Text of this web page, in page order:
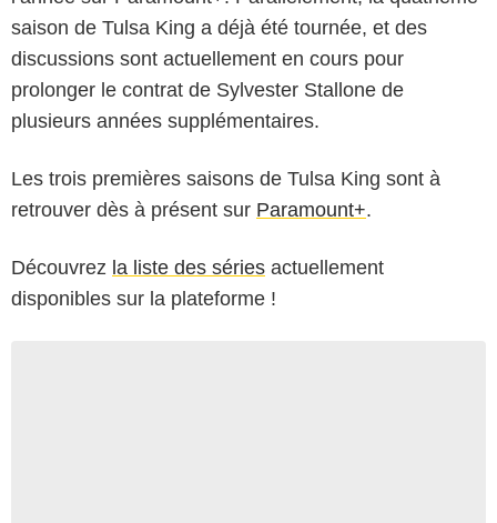
saison de Tulsa King a déjà été tournée, et des
discussions sont actuellement en cours pour
prolonger le contrat de Sylvester Stallone de
plusieurs années supplémentaires.
Les trois premières saisons de Tulsa King sont à
retrouver dès à présent sur Paramount+.
Découvrez la liste des séries actuellement
disponibles sur la plateforme !